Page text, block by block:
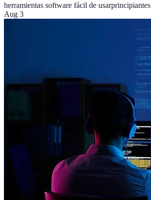
herramientas software fácil de usarprincipiantes
Aug 3